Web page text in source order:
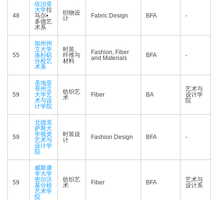
48
佐治亚
大学拉
马尔•
多德艺
术系
织物设
计
Fabric Design BFA -
55
加州州
立大学
洛杉矶
分校艺
术系
时装、
纤维与
材料
Fashion, Fiber
and Materials
BFA -
59
圣地亚
哥州立
大学艺
术与设
计学院
纺织艺
术
Fiber BA
艺术与
设计学
院
59
北德克
萨斯大
学视觉
艺术与
设计学
院
时装设
计
Fashion Design BFA -
59
威斯康
辛大学
密尔沃
基分校
艺术学
院
纺织艺
术
Fiber BFA
艺术与
设计系